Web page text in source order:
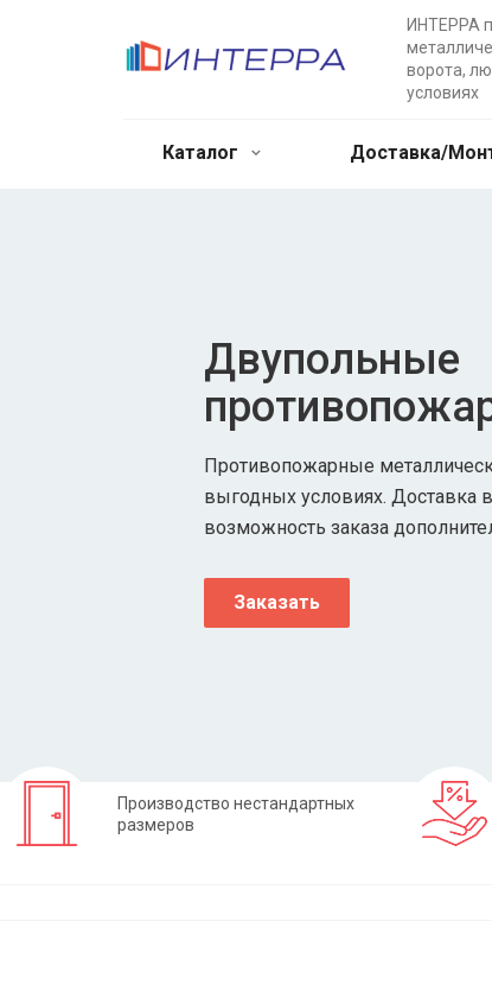
ИНТЕРРА
ворота,
условиях
Каталог Доставка/
Двупольные
Противопожарные
выгодных условиях.
возможность заказа
Заказать
Производство нестандартных
размеров